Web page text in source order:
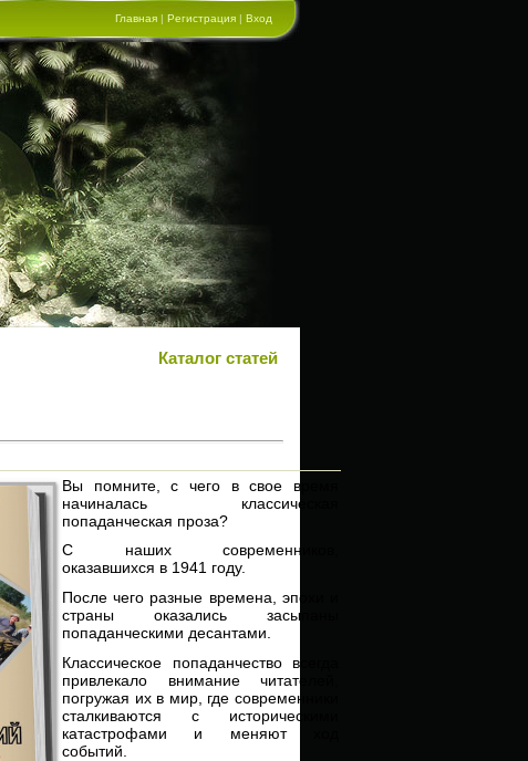
Главная | Регистрация | Вход
Каталог статей
Вы помните, с чего в свое время
начиналась классическая
попаданческая проза?
С наших современников,
оказавшихся в 1941 году.
После чего разные времена, эпохи и
страны оказались засыпаны
попаданческими десантами.
Классическое попаданчество всегда
привлекало внимание читателей,
погружая их в мир, где современники
сталкиваются с историческими
катастрофами и меняют ход
событий.